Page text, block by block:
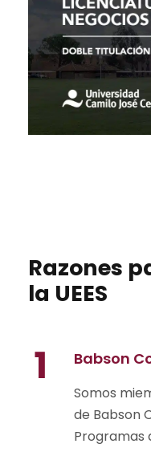
Razones
la UEES
1 Babson
Somos
de Babson
Programas